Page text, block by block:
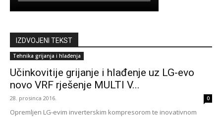
IZDVOJENI TEKST
Tehnika grijanja i hlađenja
Učinkovitije grijanje i hlađenje uz LG-evo
novo VRF rješenje MULTI V...
28. prosinca 2016. 0
Opremljen LG-evim inverterskim kompresorom te inovativnom